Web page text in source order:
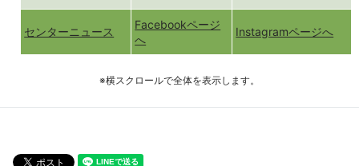
センターニュース
Facebookページ
へ
Instagramページへ
※横スクロールで全体を表示します。